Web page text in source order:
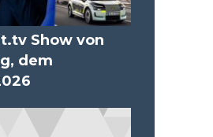
Show von
dem